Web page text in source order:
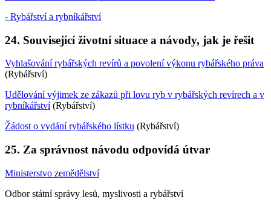
- Rybářství a rybníkářství
24. Související životní situace a návody, jak je řešit
Vyhlašování rybářských revírů a povolení výkonu rybářského práva
(Rybářství)
Udělování výjimek ze zákazů při lovu ryb v rybářských revírech a v
rybníkářství(Rybářství)
Žádost o vydání rybářského lístku (Rybářství)
25. Za správnost návodu odpovídá útvar
Ministerstvo zemědělství
Odbor státní správy lesů, myslivosti a rybářství